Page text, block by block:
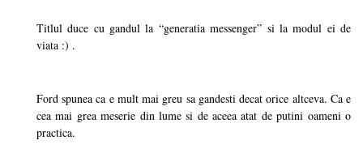
Titlul duce cu gandul la “generatia messenger” si la modul ei de
viata :) .
Ford spunea ca e mult mai greu sa gandesti decat orice altceva. Ca e
cea mai grea meserie din lume si de aceea atat de putini oameni o
practica.